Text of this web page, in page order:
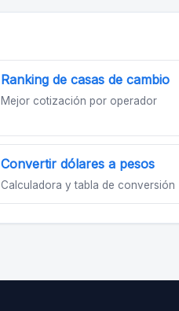
Ranking de casas de cambio
Mejor cotización por operador
Convertir dólares a pesos
Calculadora y tabla de conversión